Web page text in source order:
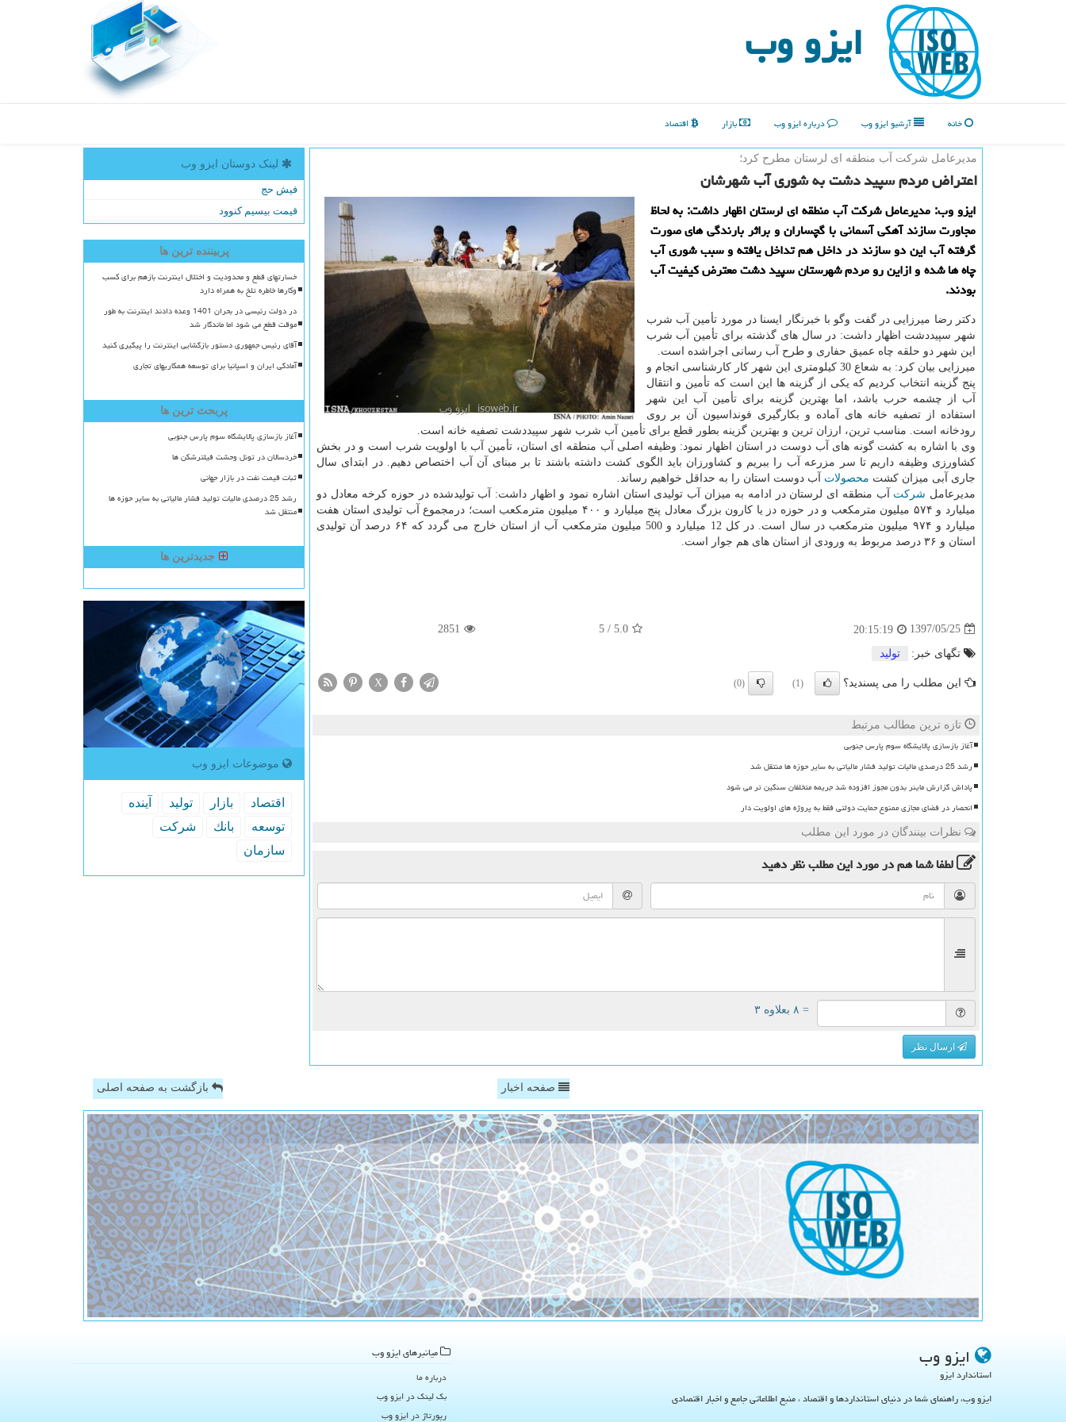
ایزو وب
خانه آرشیو ایزو وب درباره ایزو وب بازار اقتصاد
مدیرعامل شركت آب منطقه ای لرستان مطرح كرد؛
اعتراض مردم سپید دشت به شوری آب شهرشان
ایزو وب: مدیرعامل شركت آب منطقه ای لرستان اظهار داشت: به لحاظ
مجاورت سازند آهكی آسمانی با گچساران و براثر بارندگی های صورت
گرفته آب این دو سازند در داخل هم تداخل یافته و سبب شوری آب
چاه ها شده و ازاین رو مردم شهرستان سپید دشت معترض كیفیت آب
بودند.
دكتر رضا میرزایی در گفت وگو با خبرنگار ایسنا در مورد تأمین آب شرب
شهر سپیددشت اظهار داشت: در سال های گذشته برای تأمین آب شرب
این شهر دو حلقه چاه عمیق حفاری و طرح آب رسانی اجراشده است.
میرزایی بیان كرد: به شعاع 30 كیلومتری این شهر كار كارشناسی انجام و
پنج گزینه انتخاب كردیم كه یكی از گزینه ها این است كه تأمین و انتقال
آب از چشمه حرب باشد، اما بهترین گزینه برای تأمین آب این شهر
استفاده از تصفیه خانه های آماده و بكارگیری فونداسیون آن بر روی
رودخانه است. مناسب ترین، ارزان ترین و بهترین گزینه بطور قطع برای تأمین آب شرب شهر سپیددشت تصفیه خانه است.
وی با اشاره به كشت گونه های آب دوست در استان اظهار نمود: وظیفه اصلی آب منطقه ای استان، تأمین آب با اولویت شرب است و در بخش
كشاورزی وظیفه داریم تا سر مزرعه آب را ببریم و كشاورزان باید الگوی كشت داشته باشند تا بر مبنای آن آب اختصاص دهیم. در ابتدای سال
جاری آبی میزان كشت محصولات آب دوست استان را به حداقل خواهیم رساند.
مدیرعامل شركت آب منطقه ای لرستان در ادامه به میزان آب تولیدی استان اشاره نمود و اظهار داشت: آب تولیدشده در حوزه كرخه معادل دو
میلیارد و ۵۷۴ میلیون مترمكعب و در حوزه دز یا كارون بزرگ معادل پنج میلیارد و ۴۰۰ میلیون مترمكعب است؛ درمجموع آب تولیدی استان هفت
میلیارد و ۹۷۴ میلیون مترمكعب در سال است. در كل 12 میلیارد و 500 میلیون مترمكعب آب از استان خارج می گردد كه ۶۴ درصد آن تولیدی
استان و ۳۶ درصد مربوط به ورودی از استان های هم جوار است.
1397/05/25
20:15:19
5.0
/
5
2851
تگهای خبر: تولید
این مطلب را می پسندید؟ (1)
(0)
X
تازه ترین مطالب مرتبط
آغاز بازسازی پالایشگاه سوم پارس جنوبی
رشد 25 درصدی مالیات تولید فشار مالیاتی به سایر حوزه ها منتقل شد
پاداش گزارش ماینر بدون مجوز افزوده شد جریمه متخلفان سنگین تر می شود
انحصار در فضای مجازی ممنوع حمایت دولتی فقط به پروژه های اولویت دار
نظرات بینندگان در مورد این مطلب
لطفا شما همدر مورد این مطلبنظر دهید
= ۸ بعلاوه ۳
ارسال نظر
لینک دوستان ایزو وب
فیش حج
قیمت بیسیم کنوود
پربیننده ترین ها
خسارتهای قطع و محدودیت و اختلال اینترنت بازهم برای کسب
وکارها خاطره تلخ به همراه دارد
در دولت رئیسی در بحران 1401 وعده دادند اینترنت به طور
موقت قطع می شود اما ماندگار شد
آقای رئیس جمهوری دستور بازگشایی اینترنت را پیگیری کنید
آمادگی ایران و اسپانیا برای توسعه همکاریهای تجاری
پربحث ترین ها
آغاز بازسازی پالایشگاه سوم پارس جنوبی
خردسالان در تونل وحشت فیلترشکن ها
ثبات قیمت نفت در بازار جهانی
رشد 25 درصدی مالیات تولید فشار مالیاتی به سایر حوزه ها
منتقل شد
جدیدترین ها
موضوعات ایزو وب
اقتصاد بازار تولید
آینده
توسعه
بانك
شركت
سازمان
صفحه اخبار بازگشت به صفحه اصلی
ایزو وب
استاندارد ایزو
ایزو وب، راهنمای شما در دنیای استانداردها و اقتصاد ، منبع اطلاعاتی جامع و اخبار اقتصادی
میانبرهای ایزو وب
درباره ما
بک لینک در ایزو وب
رپورتاژ در ایزو وب